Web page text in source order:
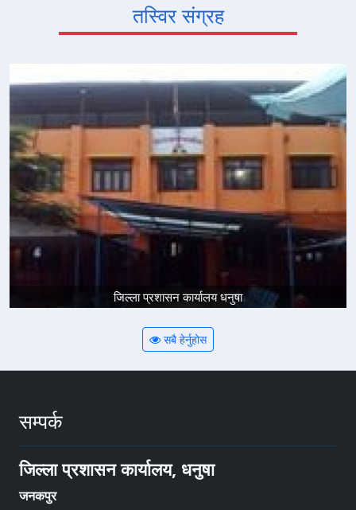
तस्विर संग्रह
जिल्ला प्रशासन कार्यालय धनुषा
सबै हेर्नुहोस
सम्पर्क
जिल्ला प्रशासन कार्यालय, धनुषा
जनकपुर